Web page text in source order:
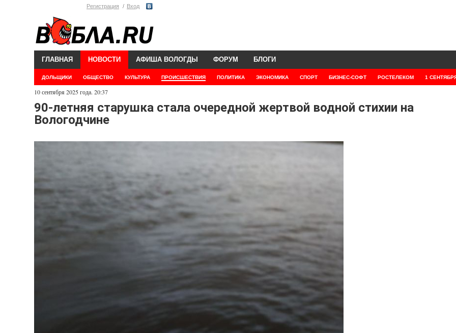
Регистрация Вход
ГЛАВНАЯ НОВОСТИ
ДОЛЬЩИКИ ОБЩЕСТВО КУЛЬТУРА ПРОИСШЕСТВИЯ ПОЛИТИКА ЭКОНОМИКА СПОРТ БИЗНЕС-СОФТ РОСТЕЛЕКОМ 1
АФИША ВОЛОГДЫ ФОРУМ БЛОГИ
10 сентября 2025 года. 20:37
90-летняя старушка стала очередной жертвой водной стихии на
Вологодчине